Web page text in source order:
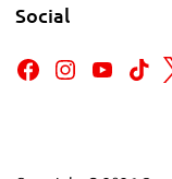
Social